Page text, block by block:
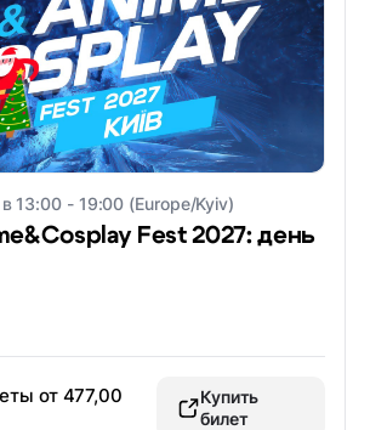
13:00 - 19:00 (Europe/Kyiv)
Fest 2027: день
от 477,00
Купить
билет